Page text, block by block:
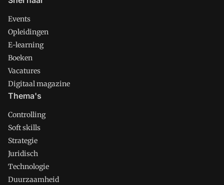
Events
Opleidingen
E-learning
Boeken
Vacatures
Digitaal magazine
Thema's
Controlling
Soft skills
Strategie
Juridisch
Technologie
Duurzaamheid